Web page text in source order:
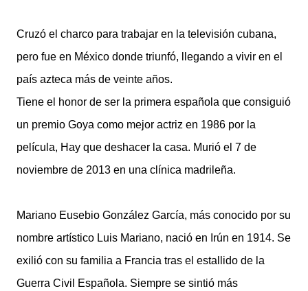
Cruzó el charco para trabajar en la televisión cubana,
pero fue en México donde triunfó, llegando a vivir en el
país azteca más de veinte años.
Tiene el honor de ser la primera española que consiguió
un premio Goya como mejor actriz en 1986 por la
película, Hay que deshacer la casa. Murió el 7 de
noviembre de 2013 en una clínica madrileña.
Mariano Eusebio González García, más conocido por su
nombre artístico Luis Mariano, nació en Irún en 1914. Se
exilió con su familia a Francia tras el estallido de la
Guerra Civil Española. Siempre se sintió más